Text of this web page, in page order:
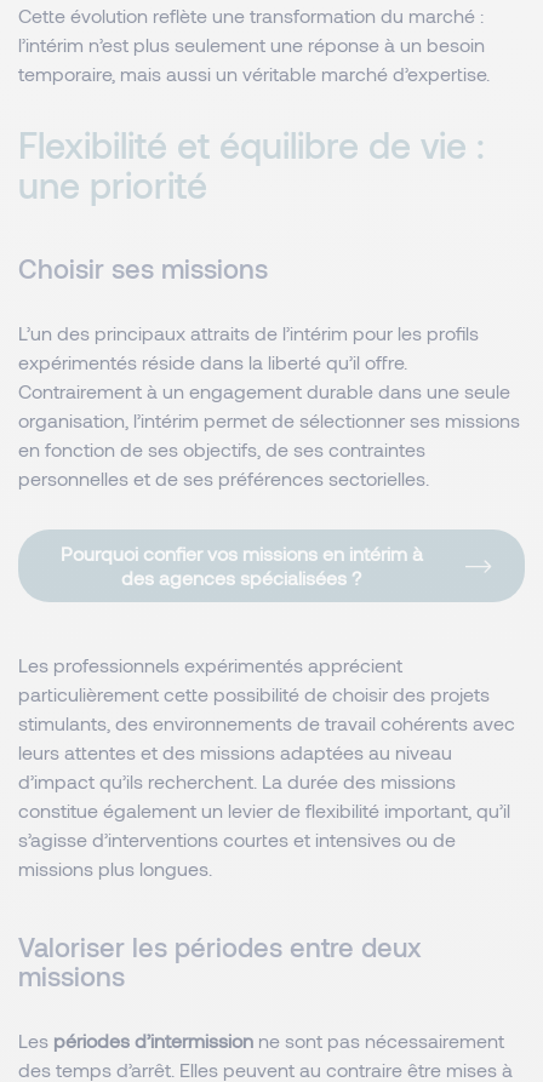
Cette évolution reflète une transformation du marché :
l’intérim n’est plus seulement une réponse à un besoin
temporaire, mais aussi un véritable marché d’expertise.
Flexibilité et équilibre de vie :
une priorité
Choisir ses missions
L’un des principaux attraits de l’intérim pour les profils
expérimentés réside dans la liberté qu’il offre.
Contrairement à un engagement durable dans une seule
organisation, l’intérim permet de sélectionner ses missions
en fonction de ses objectifs, de ses contraintes
personnelles et de ses préférences sectorielles.
Pourquoi confier vos missions en intérim à
des agences spécialisées ?
Les professionnels expérimentés apprécient
particulièrement cette possibilité de choisir des projets
stimulants, des environnements de travail cohérents avec
leurs attentes et des missions adaptées au niveau
d’impact qu’ils recherchent. La durée des missions
constitue également un levier de flexibilité important, qu’il
s’agisse d’interventions courtes et intensives ou de
missions plus longues.
Valoriser les périodes entre deux
missions
Les périodes d’intermission ne sont pas nécessairement
des temps d’arrêt. Elles peuvent au contraire être mises à